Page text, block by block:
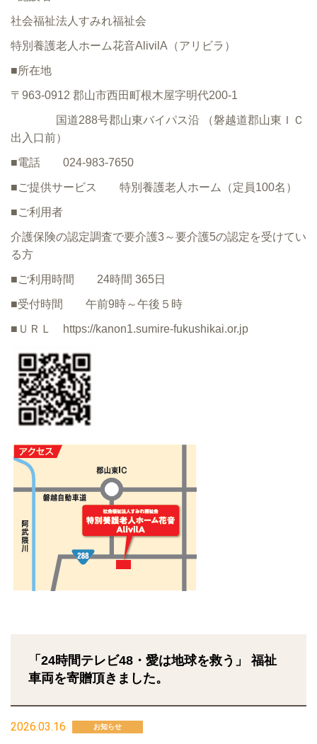
社会福祉法人すみれ福祉会
特別養護老人ホーム花音AlivilA（アリビラ）
■所在地
〒963-0912 郡山市西田町根木屋字明代200-1
国道288号郡山東バイパス沿 （磐越道郡山東ＩＣ
出入口前）
■電話 024-983-7650
■ご提供サービス 特別養護老人ホーム（定員100名）
■ご利用者
介護保険の認定調査で要介護3～要介護5の認定を受けてい
る方
■ご利用時間 24時間 365日
■受付時間 午前9時～午後５時
■ＵＲＬ https://kanon1.sumire-fukushikai.or.jp
「24時間テレビ48・愛は地球を救う」 福祉
車両を寄贈頂きました。
2026.03.16 お知らせ